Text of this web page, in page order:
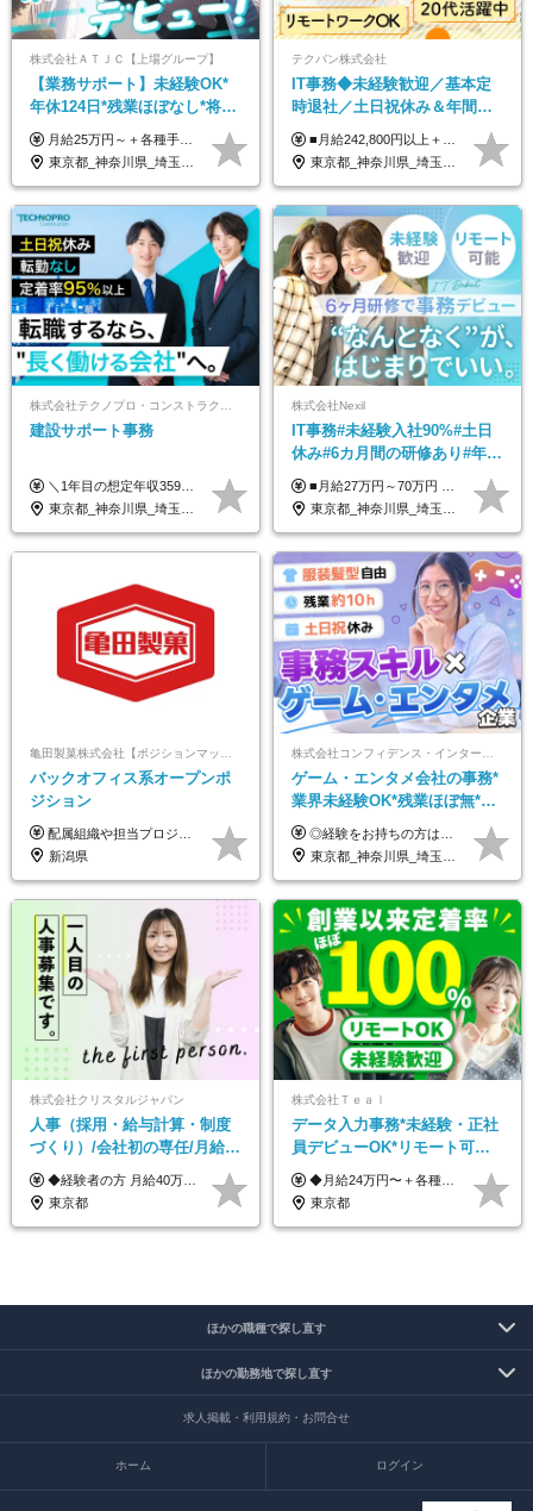
株式会社ＡＴＪＣ【上場グループ】
【業務サポート】未経験OK*
年休124日*残業ほぼなし*将来
活かせる専門スキル
月給25万円～＋各種手当（家族、資格、住宅など） ★ご経験をお持ちの方は前職給与保証！ ※試用期間は6ヶ月 ※上記には固定残業代（33,784円～／20時間分）を含みます。超過分は追加支給致します。 ※経験・スキル・能力を考慮して決定します。ご経験者の方の経験フェーズは不問です。 ＜各種手当＞ 住宅手当／家族手当／資格手当／特別手当など
東京都_神奈川県_埼玉県_千葉県
テクバン株式会社
IT事務◆未経験歓迎／基本定
時退社／土日祝休み＆年間休
日123日／賞与年2回／研修制
度充実／リモートOK
■月給242,800円以上＋諸手当＋賞与年2回＋業績賞与 ※固定残業代32,813円～/20時間分を含む ※超過分は別途支給 ※経験・年齢を考慮の上、当社規定により決定 ※試用期間6ヵ月間（待遇に差異なし）
東京都_神奈川県_埼玉県_千葉県
株式会社テクノプロ・コンストラクション
建設サポート事務
＼1年目の想定年収359万円～407万円／ 下記(1)～(3)のいずれかを、ご希望や適性を考慮したうえで決定します。 (1)月給23万1,000円＋賞与年2回（計2ヶ月分） (2)月給26万5,000円＋賞与なし （一律支給の業績手当6万6,200円を含む） (3)月給29万5,675円＋賞与なし （一律支給の業績手当6万6,200円＋固定残業手当15時間分／3万675円を含む※超過分は別途支給） ▼(3)の場合の入社時研修中の給与 月給26万5,000円＋賞与なし （一律支給の業績手当6万6,200円を含む） ※試用期間は2ヶ月間です。 期間中の給与・待遇に変更はありません。
東京都_神奈川県_埼玉県_千葉県_大阪府_愛知県_北海道_青森県_岩手県_宮城県_秋田県_山形県_福島県_茨城県_栃木県_群馬県_新潟県_山梨県_長野県_富山県_石川県_福井県_静岡県_岐阜県_三重県_兵庫県_京都府_滋賀県_奈良県_和歌山県_広島県_岡山県_鳥取県_島根県_山口県_徳島県_香川県_愛媛県_高知県_福岡県_熊本県_佐賀県_長崎県_大分県_宮崎県_鹿児島県_沖縄県
株式会社Nexil
IT事務#未経験入社90%#土日
休み#6カ月間の研修あり#年休
125日以上#残業月5h以下#リ
モート可
■月給27万円～70万円 ※経験・スキルなどを考慮して決定します。 ※上記金額には固定残業代（月15時間相当分／26,300円～73,500円）を含みます。 超過分は別途支給します。 ★最大200万円の昇給アップを叶えたメンバーも！ ￣￣￣V￣￣￣￣￣￣￣￣￣￣￣￣￣￣￣￣￣￣￣ 社員の頑張りはしっかり評価・還元！ はじめは経験がなくても、頑張り次第で早期キャリアアップも狙える環境が充実！ 実際に、昇給で最大200万円給与が上がった先輩社員も活躍中！ 社員のモチベーションも高く維持しながら働けます◎ ★一人でも多くの方とお会いしたいと考えています！ ￣￣￣V￣￣￣￣￣￣￣￣￣￣￣￣￣￣￣￣￣￣￣￣ 現在活躍中の先輩たちの前職は、営業や飲食、 美容師や銀行員、アパレル店員など、多彩！ パソコンが苦手だったメンバーも今では第一線で活躍中です！
東京都_神奈川県_埼玉県_千葉県_大阪府_愛知県_北海道_青森県_岩手県_宮城県_秋田県_山形県_福島県_茨城県_栃木県_群馬県_新潟県_山梨県_長野県_富山県_石川県_福井県_静岡県_岐阜県_三重県_兵庫県_京都府_滋賀県_奈良県_和歌山県_広島県_岡山県_鳥取県_島根県_山口県_徳島県_香川県_愛媛県_高知県_福岡県_熊本県_佐賀県_長崎県_大分県_宮崎県_鹿児島県_沖縄県
バックオフィス系オープンポ
ジション
配属組織や担当プロジェクトにより異なります。 想定年収：450万円～1100万円 ※ご経験やスキルに応じて決定します。 ※上記想定年収はあくまでも目安の金額であり、 選考を通じて上下する可能性があります。
新潟県
ゲーム・エンタメ会社の事務*
業界未経験OK*残業ほぼ無*土
日祝休み*服装髪型ネイル自由
*好きが活かせる☆
◎経験をお持ちの方は前職給与を考慮します！ 月給21万円～40万円＋残業代＋賞与 ＜評価は『総合評価』を採用＞ 当社では一人ひとりのスキルや貢献度に見合った『総合評価』を行っています。 担当者と定期的に面談を行うため「評価のポイント」や「今後の課題」なども明確。 評価の結果は昇給・賞与でしっかり反映いたします。
東京都_神奈川県_埼玉県_千葉県_大阪府_兵庫県_京都府_福岡県
株式会社クリスタルジャパン
人事（採用・給与計算・制度
づくり）/会社初の専任/月給40
万円～可/残業10h/土日祝休み/
年休120日以上
◆経験者の方 月給40万円～65万円＋賞与年2回 【給与イメージ】 人事経験5年程度：月給45万円～ ◆未経験の方 月給35万円～65万円＋賞与年2回 ※経験・スキルを考慮のうえ、優遇いたします。 ※試用期間は3ヶ月です。期間中の給与・待遇に変更はありません。 ※上記月給には、固定残業代（月45時間分／8.8万円～16.5万円）を含みます。 ※固定残業時間を超過した場合は、超過分を別途全額支給いたします。 【固定残業代について】 固定残業45時間分（88,000円～165,000円）を含む ※超過分は別途全額支給
東京都
株式会社Ｔｅａｌ
データ入力事務*未経験・正社
員デビューOK*リモート可能*
年間休日124日*面接1回*実働
7.5時間
◆月給24万円〜＋各種手当 ※残業代全額支給 ※試用期間6ヶ月（期間中も給与・待遇に変更なし）
東京都
ほかの職種で探し直す
ほかの勤務地で探し直す
求人掲載・利用規約・お問合せ
ホーム ログイン